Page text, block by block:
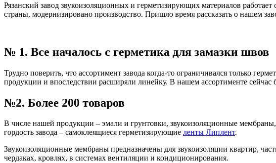
Рязанский завод звукоизоляционных и герметизирующих материалов
страны, модернизировано производство. Пришло время рассказать о нашем
№ 1. Все началось с герметика для замазки швов
Трудно поверить, что ассортимент завода когда-то ограничивался только
продукции и впоследствии расширяли линейку. В нашем ассортименте
№2. Более 200 товаров
В числе нашей продукции – эмали и грунтовки, звукоизоляционные
гордость завода – самоклеящиеся герметизирующие ленты Липлент.
Звукоизоляционные мембраны предназначены для звукоизоляции квартир,
чердаках, кровлях, в системах вентиляции и кондиционирования.